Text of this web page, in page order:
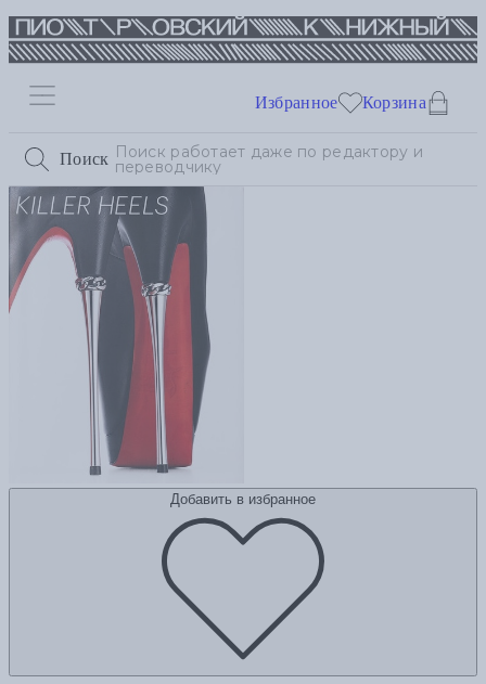
Поиск
Избранное Корзина
Добавить в избранное